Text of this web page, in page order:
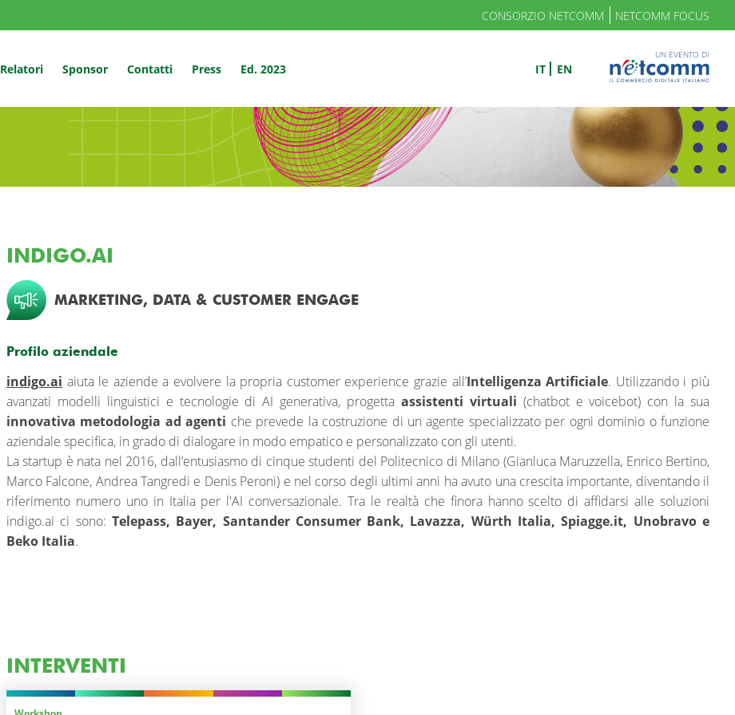
CONSORZIO NETCOMM NETCOMM FOCUS
Relatori Sponsor Contatti Press Ed. 2023 IT EN
UN EVENTO DI
INDIGO.AI
MARKETING, DATA & CUSTOMER ENGAGE
Profilo aziendale
indigo.ai aiuta le aziende a evolvere la propria customer experience grazie all’Intelligenza Artificiale. Utilizzando i più
avanzati modelli linguistici e tecnologie di AI generativa, progetta assistenti virtuali (chatbot e voicebot) con la sua
innovativa metodologia ad agenti che prevede la costruzione di un agente specializzato per ogni dominio o funzione
aziendale specifica, in grado di dialogare in modo empatico e personalizzato con gli utenti.
La startup è nata nel 2016, dall’entusiasmo di cinque studenti del Politecnico di Milano (Gianluca Maruzzella, Enrico Bertino,
Marco Falcone, Andrea Tangredi e Denis Peroni) e nel corso degli ultimi anni ha avuto una crescita importante, diventando il
riferimento numero uno in Italia per l'AI conversazionale. Tra le realtà che finora hanno scelto di affidarsi alle soluzioni
indigo.ai ci sono: Telepass, Bayer, Santander Consumer Bank, Lavazza, Würth Italia, Spiagge.it, Unobravo e
Beko Italia.
INTERVENTI